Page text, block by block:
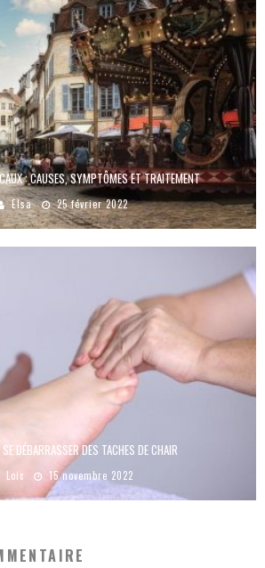
: CAUSES, SYMPTÔMES ET TRAITEMENT
Elsa 25 février 2022
SE DÉBARRASSER DES TACHES DE CHAIR
Loic 15 novembre 2022